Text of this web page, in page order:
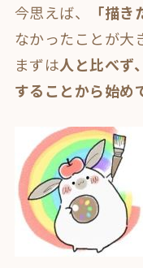
今思えば、 「描き
なかったことが大
まずは人と比べず
することから始め